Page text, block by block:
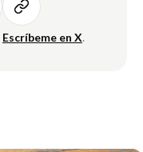
Escríbeme en X.